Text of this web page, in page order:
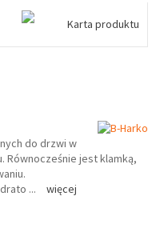
Karta produktu
do drzwi w
Równocześnie jest klamką,
... więcej